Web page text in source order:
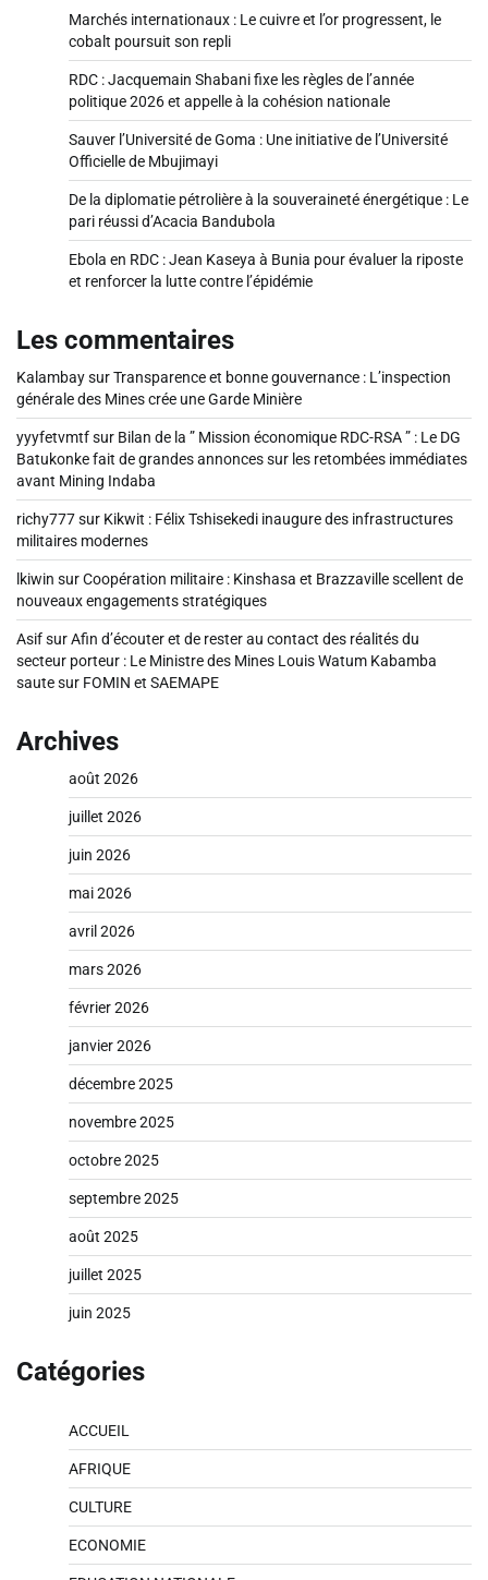
Marchés internationaux : Le cuivre et l’or progressent, le
cobalt poursuit son repli
RDC : Jacquemain Shabani fixe les règles de l’année
politique 2026 et appelle à la cohésion nationale
Sauver l’Université de Goma : Une initiative de l’Université
Officielle de Mbujimayi
De la diplomatie pétrolière à la souveraineté énergétique : Le
pari réussi d’Acacia Bandubola
Ebola en RDC : Jean Kaseya à Bunia pour évaluer la riposte
et renforcer la lutte contre l’épidémie
Les commentaires
KalambaysurTransparence et bonne gouvernance : L’inspection
générale des Mines crée une Garde Minière
yyyfetvmtfsur Bilan de la ” Mission économique RDC-RSA ” : Le DG
Batukonke fait de grandes annonces sur les retombées immédiates
avant Mining Indaba
richy777sur Kikwit : Félix Tshisekedi inaugure des infrastructures
militaires modernes
lkiwin surCoopération militaire : Kinshasa et Brazzaville scellent de
nouveaux engagements stratégiques
AsifsurAfin d’écouter et de rester au contact des réalités du
secteur porteur : Le Ministre des Mines Louis Watum Kabamba
saute sur FOMIN et SAEMAPE
Archives
août 2026
juillet 2026
juin 2026
mai 2026
avril 2026
mars 2026
février 2026
janvier 2026
décembre 2025
novembre 2025
octobre 2025
septembre 2025
août 2025
juillet 2025
juin 2025
Catégories
ACCUEIL
AFRIQUE
CULTURE
ECONOMIE